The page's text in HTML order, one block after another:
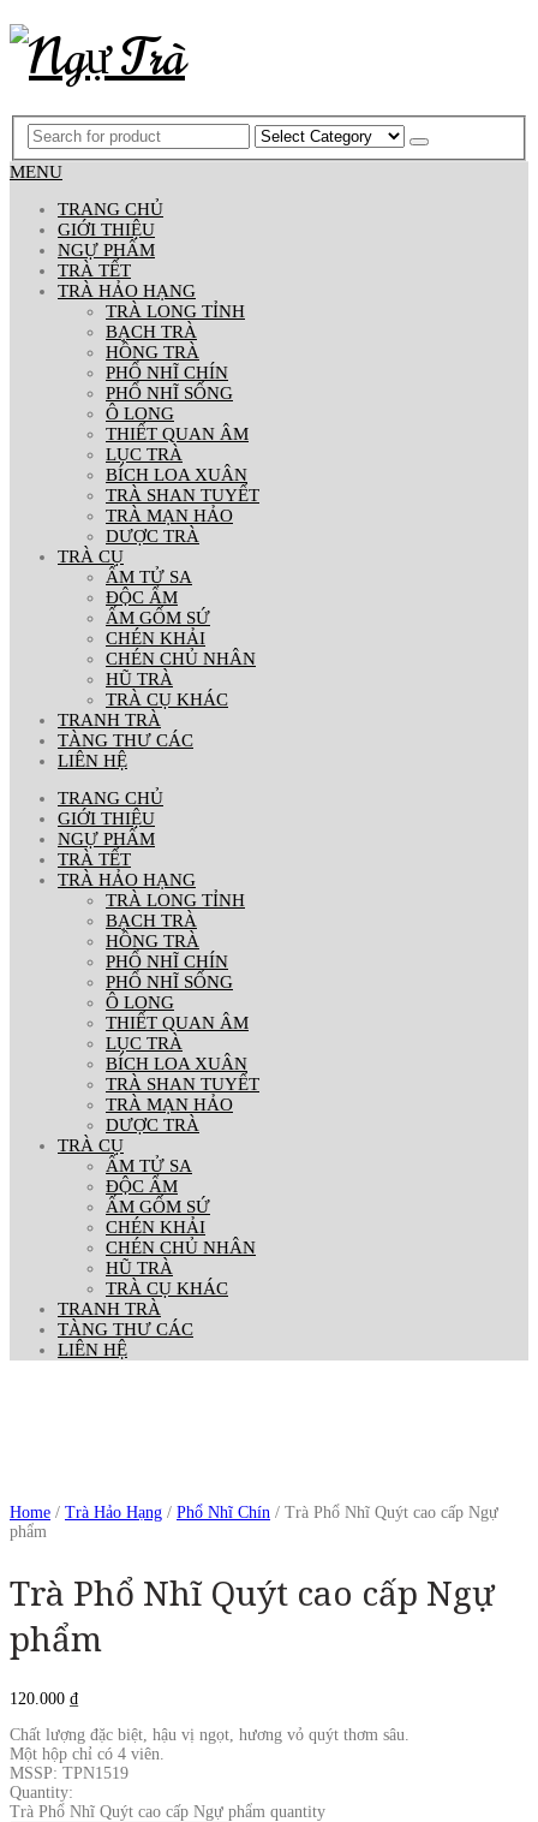
MENU
TRANG CHỦ
GIỚI THIỆU
NGỰ PHẨM
TRÀ TẾT
TRÀ HẢO HẠNG
TRÀ LONG TỈNH
BẠCH TRÀ
HỒNG TRÀ
PHỔ NHĨ CHÍN
PHỔ NHĨ SỐNG
Ô LONG
THIẾT QUAN ÂM
LỤC TRÀ
BÍCH LOA XUÂN
TRÀ SHAN TUYẾT
TRÀ MẠN HẢO
DƯỢC TRÀ
TRÀ CỤ
ẤM TỬ SA
ĐỘC ẨM
ẤM GỐM SỨ
CHÉN KHẢI
CHÉN CHỦ NHÂN
HŨ TRÀ
TRÀ CỤ KHÁC
TRANH TRÀ
TÀNG THƯ CÁC
LIÊN HỆ
TRANG CHỦ
GIỚI THIỆU
NGỰ PHẨM
TRÀ TẾT
TRÀ HẢO HẠNG
TRÀ LONG TỈNH
BẠCH TRÀ
HỒNG TRÀ
PHỔ NHĨ CHÍN
PHỔ NHĨ SỐNG
Ô LONG
THIẾT QUAN ÂM
LỤC TRÀ
BÍCH LOA XUÂN
TRÀ SHAN TUYẾT
TRÀ MẠN HẢO
DƯỢC TRÀ
TRÀ CỤ
ẤM TỬ SA
ĐỘC ẨM
ẤM GỐM SỨ
CHÉN KHẢI
CHÉN CHỦ NHÂN
HŨ TRÀ
TRÀ CỤ KHÁC
TRANH TRÀ
TÀNG THƯ CÁC
LIÊN HỆ
Home / Trà Hảo Hạng / Phổ Nhĩ Chín / Trà Phổ Nhĩ Quýt cao cấp Ngự
phẩm
Trà Phổ Nhĩ Quýt cao cấp Ngự
phẩm
120.000 ₫
Chất lượng đặc biệt, hậu vị ngọt, hương vỏ quýt thơm sâu.
Một hộp chỉ có 4 viên.
MSSP: TPN1519
Quantity:
Trà Phổ Nhĩ Quýt cao cấp Ngự phẩm quantity